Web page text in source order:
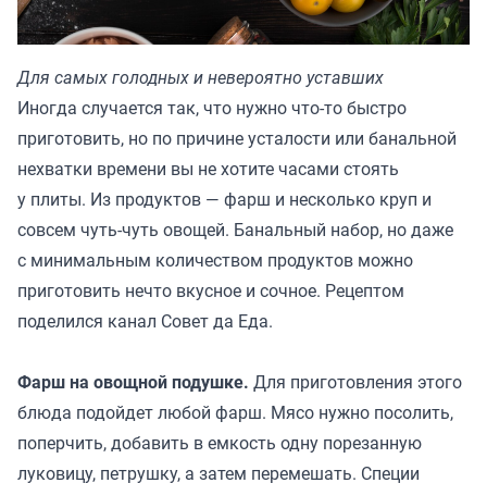
Для самых голодных и невероятно уставших
Иногда случается так, что нужно что-то быстро
приготовить, но по причине усталости или банальной
нехватки времени вы не хотите часами стоять
у плиты. Из продуктов — фарш и несколько круп и
совсем чуть-чуть овощей. Банальный набор, но даже
с минимальным количеством продуктов можно
приготовить нечто вкусное и сочное. Рецептом
поделился канал Совет да Еда.
Фарш на овощной подушке. Для приготовления этого
блюда подойдет любой фарш. Мясо нужно посолить,
поперчить, добавить в емкость одну порезанную
луковицу, петрушку, а затем перемешать. Специи